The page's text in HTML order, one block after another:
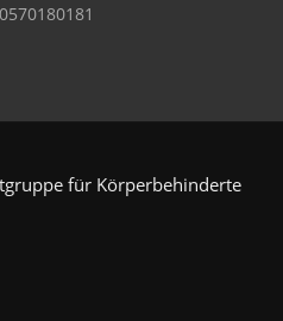
für Körperbehinderte